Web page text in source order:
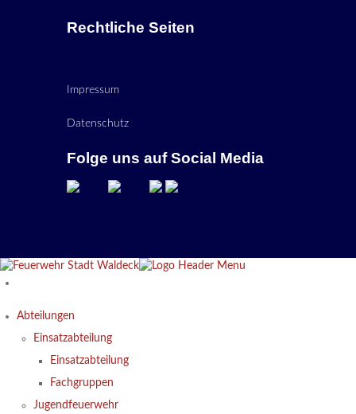
Rechtliche Seiten
Impressum
Datenschutz
Folge uns auf Social Media
Abteilungen
Einsatzabteilung
Einsatzabteilung
Fachgruppen
Jugendfeuerwehr